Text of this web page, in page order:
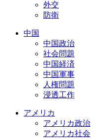
外交
防衛
中国
中国政治
社会問題
中国経済
中国軍事
人権問題
浸透工作
アメリカ
アメリカ政治
アメリカ社会